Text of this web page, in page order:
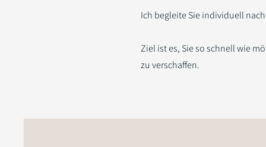
Ich begleite Sie individuell
Ziel ist es, Sie so schnell wie
zu verschaffen.